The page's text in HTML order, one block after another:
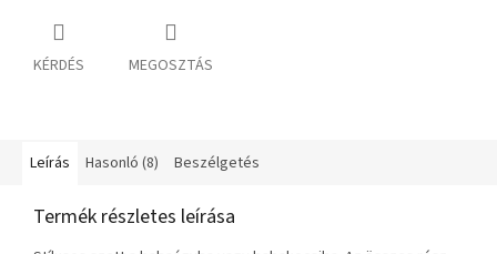
KÉRDÉS MEGOSZTÁS
Leírás Hasonló (8) Beszélgetés
Termék részletes leírása